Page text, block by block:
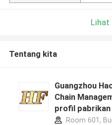
Lihat
Tentang kita
Guangzhou
Chain
profil pabrikan
Room 601,